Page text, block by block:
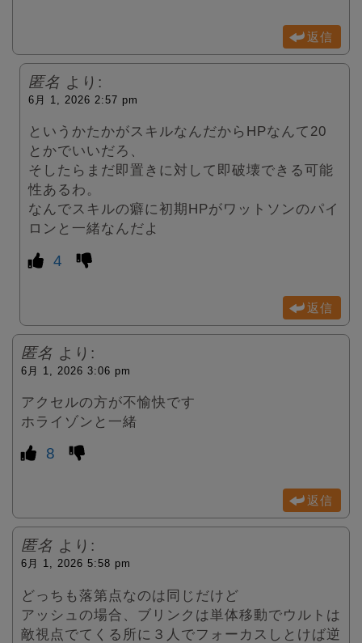
返信
匿名 より:
6月 1, 2026 2:57 pm
というかたかがスキルなんだからHPなんて20
とかでいいだろ、
そしたらまだ即置きに対して即破壊できる可能
性あるわ。
なんでスキルの癖に初期HPがワットソンのパイ
ロンと一緒なんだよ
4
返信
匿名 より:
6月 1, 2026 3:06 pm
アクセルの方が不愉快です
ホライゾンと一緒
8
返信
匿名 より:
6月 1, 2026 5:58 pm
どっちも落第点なのは同じだけど
アッシュの場合、ブリンクは単体移動でウルトは
敵視点でてくる所に３人でフォーカスしとけば逆